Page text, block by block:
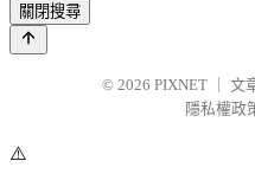
關閉搜尋
© 2026 PIXNET
文
隱私權政
⚠️